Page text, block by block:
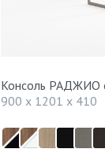
Консоль РАДЖИО
900 x 1201 x 410